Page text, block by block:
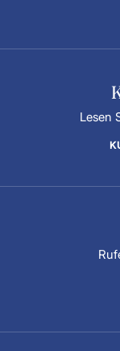
Lesen